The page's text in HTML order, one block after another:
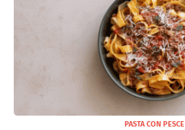
PASTA CON PESCE